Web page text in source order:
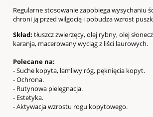
Regularne stosowanie zapobiega wysychaniu
chroni ją przed wilgocią i pobudza wzrost
Skład: tłuszcz zwierzęcy, olej rybny, olej
karanja, macerowany wyciąg z liści laurowych.
Polecane na:
- Suche kopyta, łamliwy róg, pęknięcia kopyt.
- Ochrona.
- Rutynowa pielęgnacja.
- Estetyka.
- Aktywacja wzrostu rogu kopytowego.